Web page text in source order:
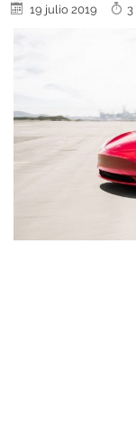
19 julio 2019